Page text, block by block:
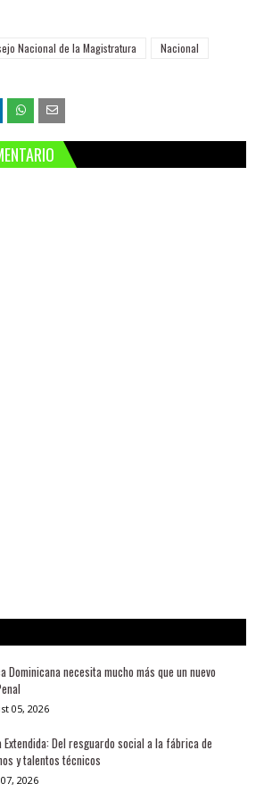
Nacional de la Magistratura
Nacional
Dominicana necesita mucho más que un nuevo
05, 2026
Extendida: Del resguardo social a la fábrica de
y talentos técnicos
2026